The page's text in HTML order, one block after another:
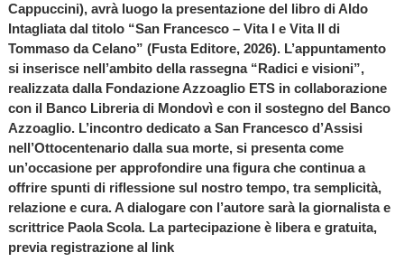
Cappuccini), avrà luogo la presentazione del libro di Aldo
Intagliata dal titolo “San Francesco – Vita I e Vita II di
Tommaso da Celano” (Fusta Editore, 2026). L’appuntamento
si inserisce nell’ambito della rassegna “Radici e visioni”,
realizzata dalla Fondazione Azzoaglio ETS in collaborazione
con il Banco Libreria di Mondovì e con il sostegno del Banco
Azzoaglio. L’incontro dedicato a San Francesco d’Assisi
nell’Ottocentenario dalla sua morte, si presenta come
un’occasione per approfondire una figura che continua a
offrire spunti di riflessione sul nostro tempo, tra semplicità,
relazione e cura. A dialogare con l’autore sarà la giornalista e
scrittrice Paola Scola. La partecipazione è libera e gratuita,
previa registrazione al link